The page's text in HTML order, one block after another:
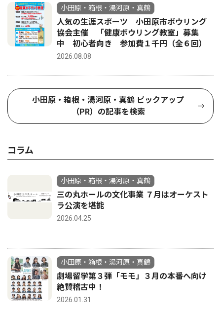
小田原・箱根・湯河原・真鶴
人気の生涯スポーツ 小田原市ボウリング
協会主催 「健康ボウリング教室」募集
中 初心者向き 参加費１千円（全６回）
2026.08.08
小田原・箱根・湯河原・真鶴 ピックアップ
（PR）の記事を検索
コラム
小田原・箱根・湯河原・真鶴
三の丸ホールの文化事業 ７月はオーケスト
ラ公演を堪能
2026.04.25
小田原・箱根・湯河原・真鶴
劇場留学第３弾「モモ」３月の本番へ向け
絶賛稽古中！
2026.01.31